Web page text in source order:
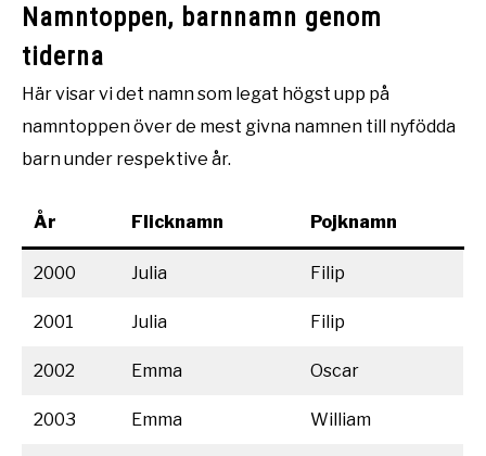
Namntoppen, barnnamn genom
tiderna
Här visar vi det namn som legat högst upp på
namntoppen över de mest givna namnen till nyfödda
barn under respektive år.
År Flicknamn Pojknamn
2000 Julia Filip
2001 Julia Filip
2002 Emma Oscar
2003 Emma William